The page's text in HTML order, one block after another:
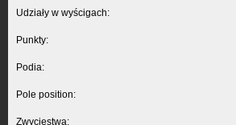
Udziały w wyścigach:
Punkty:
Podia:
Pole position:
Zwycięstwa: